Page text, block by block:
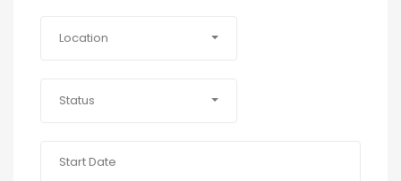
Location
Status